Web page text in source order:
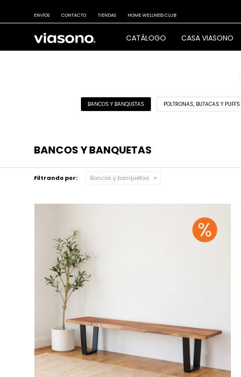
CATÁLOGO CASA VIASONO
ENVÍOS CONTACTO TIENDAS HOME WELLNESS CLUB
BANCOS Y BANQUETAS POLTRONAS, BUTACAS Y PUFFS
BANCOS Y BANQUETAS
Filtrando por: Bancos y banquetas